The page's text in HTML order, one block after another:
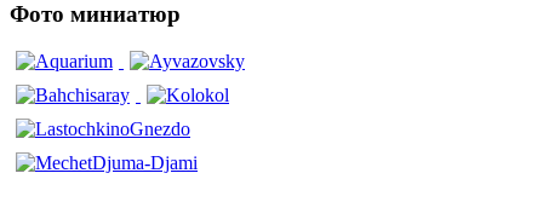
Фото миниатюр